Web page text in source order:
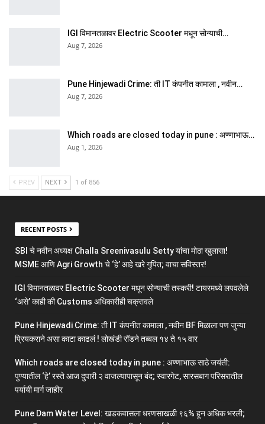
IGI विमानतळावर Electric Scooter मधून सोन्याची…
Aug 7, 2026
Pune Hinjewadi Crime: ती IT कंपनीत कामाला , नवीन…
Aug 7, 2026
Which roads are closed today in pune : अण्णाभाऊ…
Aug 1, 2026
PREV NEXT 1 of 856
RECENT POSTS
SBI चे नवीन अध्यक्ष Challa Sreenivasulu Setty यांचा मोठा खुलासा!
MSME आणि Agri Growth चे ‘हे’ आहे खरे गुपित; वाचा सविस्तर!
IGI विमानतळावर Electric Scooter मधून सोन्याची तस्करी! टायरमध्ये लपवलेले
‘असे’ काही की Customs अधिकारीही चक्रावले
Pune Hinjewadi Crime: ती IT कंपनीत कामाला , नवीन BF मिळाला पण जुन्या
प्रियकराने असा काटा काढलं ! लोखंडी रॉडने तब्बल १४ ते १५ वार
Which roads are closed today in pune : अण्णाभाऊ साठे जयंती:
पुण्यातील ‘हे’ रस्ते आज दुपारी २ वाजल्यापासून बंद; स्वारगेट, सारसबाग परिसरातील
पर्यायी मार्ग जाहीर
Pune Dam Water Level: खडकवासला धरणसाखळी ९६% हून अधिक भरली;